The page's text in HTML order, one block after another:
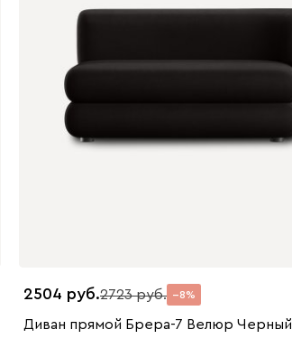
2504 2723 8
Диван прямой Брера-7 Велюр Черный